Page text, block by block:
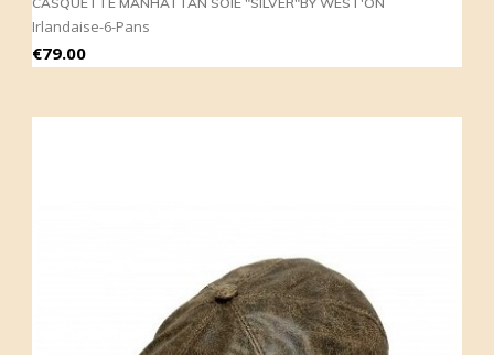
Irlandaise-6-Pans
Price
€79.00